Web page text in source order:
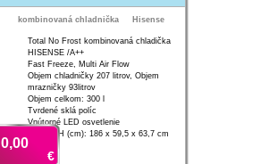
kombinovaná chladnička Hisense
Total No Frost kombinovaná chladička
HISENSE /A++
Fast Freeze, Multi Air Flow
Objem chladničky 207 litrov, Objem
mrazničky 93litrov
Objem celkom: 300 l
Tvrdené sklá políc
Vnútorné LED osvetlenie
V x Š x H (cm): 186 x 59,5 x 63,7 cm
0,00
€